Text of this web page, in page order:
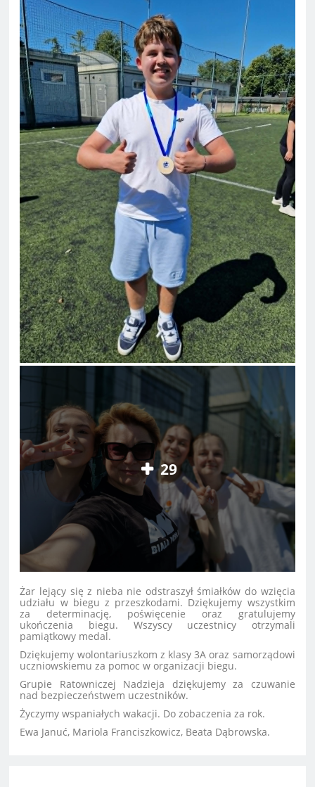
29
Żar lejący się z nieba nie odstraszył śmiałków do wzięcia
udziału w biegu z przeszkodami. Dziękujemy wszystkim
za determinację, poświęcenie oraz gratulujemy
ukończenia biegu. Wszyscy uczestnicy otrzymali
pamiątkowy medal.
Dziękujemy wolontariuszkom z klasy 3A oraz samorządowi
uczniowskiemu za pomoc w organizacji biegu.
Grupie Ratowniczej Nadzieja dziękujemy za czuwanie
nad bezpieczeństwem uczestników.
Życzymy wspaniałych wakacji. Do zobaczenia za rok.
Ewa Januć, Mariola Franciszkowicz, Beata Dąbrowska.